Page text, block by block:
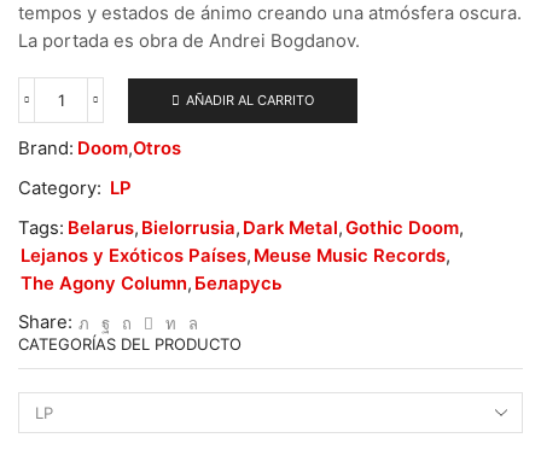
tempos y estados de ánimo creando una atmósfera oscura.
La portada es obra de Andrei Bogdanov.
The
Column
...Away
From
Luciferian
Claws
cantidad
AÑADIR AL CARRITO
Brand: Doom,Otros
Category: LP
Tags: Belarus, Bielorrusia, Dark Metal,Gothic Doom,
Lejanos y Exóticos Países, Meuse Music Records,
The Agony Column, Беларусь
Share:
CATEGORÍAS DEL PRODUCTO